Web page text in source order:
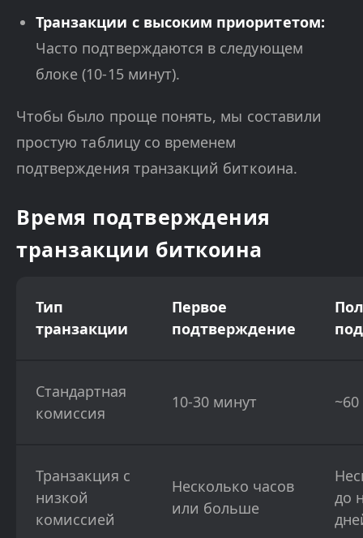
Транзакции с высоким приоритетом:
Часто подтверждаются в следующем
блоке (10-15 минут).
Чтобы было проще понять, мы составили
простую таблицу со временем
подтверждения транзакций биткоина.
Время подтверждения
транзакции биткоина
Тип
транзакции
Первое
подтверждение
Стандартная
комиссия
10-30 минут
Транзакция с
низкой
комиссией
Несколько часов
или больше
до